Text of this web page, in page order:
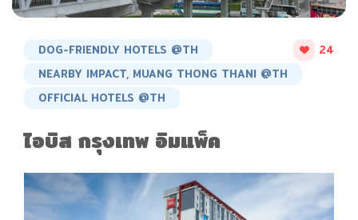
DOG-FRIENDLY HOTELS @TH
NEARBY IMPACT, MUANG THONG THANI @TH
OFFICIAL HOTELS @TH
24
ไอบิส กรุงเทพ อิมแพ็ค